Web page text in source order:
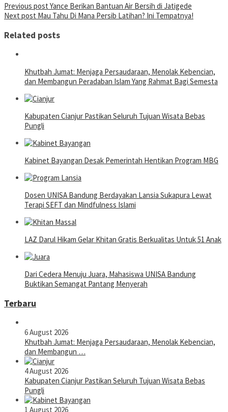
Post
navigation
Previous post Yance Berikan Bantuan Air Bersih di Jatigede
Next post Mau Tahu Di Mana Persib Latihan? Ini Tempatnya!
Related posts
Khutbah Jumat: Menjaga Persaudaraan, Menolak Kebencian,
dan Membangun Peradaban Islam Yang Rahmat Bagi Semesta
Kabupaten Cianjur Pastikan Seluruh Tujuan Wisata Bebas
Pungli
Kabinet Bayangan Desak Pemerintah Hentikan Program MBG
Dosen UNISA Bandung Berdayakan Lansia Sukapura Lewat
Terapi SEFT dan Mindfulness Islami
LAZ Darul Hikam Gelar Khitan Gratis Berkualitas Untuk 51 Anak
Dari Cedera Menuju Juara, Mahasiswa UNISA Bandung
Buktikan Semangat Pantang Menyerah
Terbaru
6 August 2026
Khutbah Jumat: Menjaga Persaudaraan, Menolak Kebencian,
dan Membangun …
4 August 2026
Kabupaten Cianjur Pastikan Seluruh Tujuan Wisata Bebas
Pungli
1 August 2026